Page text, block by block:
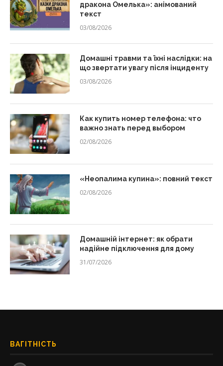
дракона Омелька»: анімований
текст
03/08/2026
Домашні травми та їхні наслідки: на
що звертати увагу після інциденту
03/08/2026
Как купить номер телефона: что
важно знать перед выбором
02/08/2026
«Неопалима купина»: повний текст
02/08/2026
Домашній інтернет: як обрати
надійне підключення для дому
31/07/2026
ВАГІТНІСТЬ